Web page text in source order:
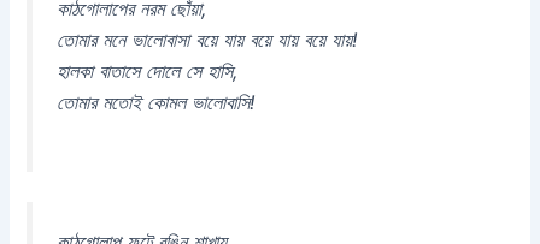
কাঠগোলাপের নরম ছোঁয়া,
তোমার মনে ভালোবাসা বয়ে যায় বয়ে যায় বয়ে যায়!
হালকা বাতাসে দোলে সে হাসি,
তোমার মতোই কোমল ভালোবাসি!